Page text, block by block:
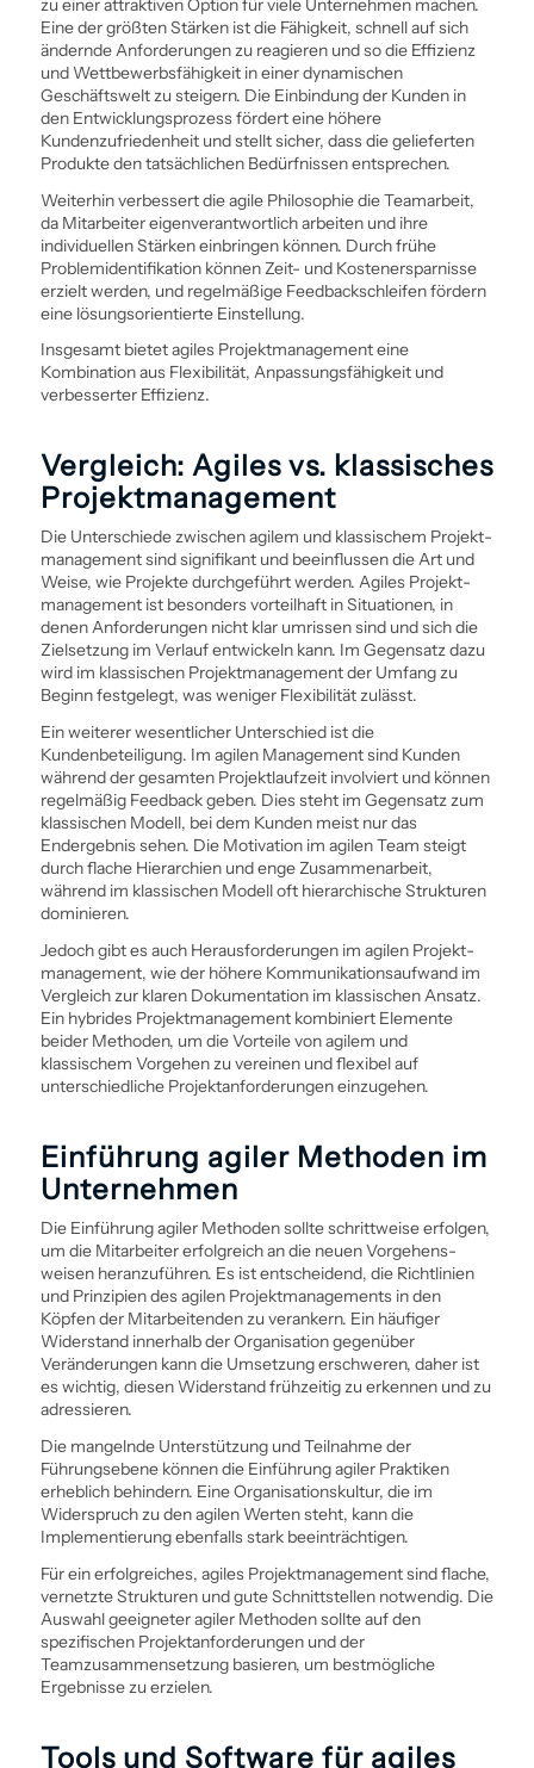
zu einer attraktiven Option für viele Unternehmen machen.
Eine der größten Stärken ist die Fähigkeit, schnell auf sich
ändernde Anforderungen zu reagieren und so die Effizienz
und Wettbewerbsfähigkeit in einer dynamischen
Geschäftswelt zu steigern. Die Ein­bindung der Kunden in
den Entwicklungs­prozess fördert eine höhere
Kundenzufriedenheit und stellt sicher, dass die gelieferten
Produkte den tatsächlichen Bedürfnissen entsprechen.
Weiterhin verbessert die agile Philosophie die Teamarbeit,
da Mitarbeiter eigenverantwortlich arbeiten und ihre
individuellen Stärken einbringen können. Durch frühe
Problemidentifikation können Zeit- und Kostenersparnisse
erzielt werden, und regelmäßige Feedbackschleifen fördern
eine ­lösungsorientierte Einstellung.
Insgesamt bietet agiles Projekt­management eine
Kombination aus Flexibilität, Anpassungsfähigkeit und
verbesserter Effizienz.
Vergleich: Agiles vs. klassisches
Projekt­management
Die Unterschiede zwischen agilem und klassischem Projekt­
management sind signifikant und beeinflussen die Art und
Weise, wie Projekte durchgeführt werden. Agiles Projekt­
management ist besonders vorteilhaft in Situationen, in
denen Anforderungen nicht klar umrissen sind und sich die
Zielsetzung im Verlauf entwickeln kann. Im Gegensatz dazu
wird im klassischen Projekt­management der Umfang zu
Beginn festgelegt, was weniger Flexibilität zulässt.
Ein weiterer wesentlicher Unterschied ist die
Kundenbeteiligung. Im agilen Management sind Kunden
während der gesamten Projektlaufzeit involviert und können
regelmäßig Feedback geben. Dies steht im Gegensatz zum
klassischen Modell, bei dem Kunden meist nur das
Endergebnis sehen. Die Motivation im agilen Team steigt
durch flache Hierarchien und enge Zusammenarbeit,
während im klassischen Modell oft hierarchische Strukturen
dominieren.
Jedoch gibt es auch Herausforderungen im agilen Projekt­
management, wie der höhere Kommunikationsaufwand im
Vergleich zur klaren Dokumentation im klassischen Ansatz.
Ein hybrides Projekt­management kombiniert Elemente
beider Methoden, um die Vorteile von agilem und
klassischem Vorgehen zu vereinen und flexibel auf
unterschiedliche Projektanforderungen einzugehen.
Ein­führung agiler Methoden im
Unternehmen
Die Ein­führung agiler Methoden sollte schritt­weise erfolgen,
um die Mitarbeiter erfolgreich an die neuen Vorgehens­
weisen heranzuführen. Es ist entscheidend, die Richtlinien
und Prinzipien des agilen Projekt­managements in den
Köpfen der Mitarbeitenden zu verankern. Ein häufiger
Widerstand innerhalb der Organisation gegenüber
Veränderungen kann die Umsetzung erschweren, daher ist
es wichtig, diesen Widerstand frühzeitig zu erkennen und zu
adressieren.
Die mangelnde Unterstützung und Teilnahme der
Führungsebene können die Ein­führung agiler Praktiken
erheblich behindern. Eine Organisationskultur, die im
Widerspruch zu den agilen Werten steht, kann die
Implementierung ebenfalls stark beeinträchtigen.
Für ein erfolgreiches, agiles Projekt­management sind flache,
vernetzte Strukturen und gute Schnittstellen notwendig. Die
Auswahl geeigneter agiler Methoden sollte auf den
spezifischen Projektanforderungen und der
Teamzusammensetzung basieren, um bestmögliche
Ergebnisse zu erzielen.
Tools und Software für agiles